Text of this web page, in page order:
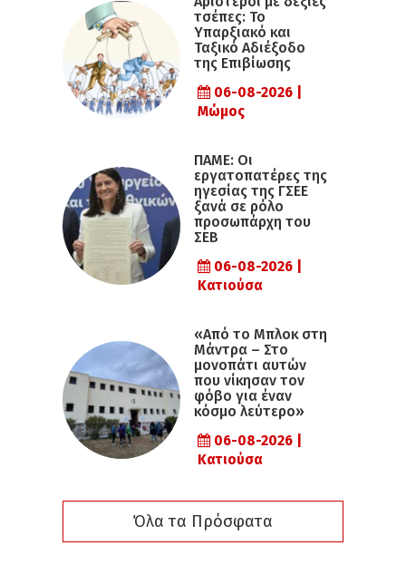
τσέπες: Το
Υπαρξιακό και
Ταξικό Αδιέξοδο
της Επιβίωσης
06-08-2026 |
Μώμος
ΠΑΜΕ: Οι
εργατοπατέρες της
ηγεσίας της ΓΣΕΕ
ξανά σε ρόλο
προσωπάρχη του
ΣΕΒ
06-08-2026 |
Κατιούσα
«Από το Μπλοκ στη
Μάντρα – Στο
μονοπάτι αυτών
που νίκησαν τον
φόβο για έναν
κόσμο λεύτερο»
06-08-2026 |
Κατιούσα
Όλα τα Πρόσφατα